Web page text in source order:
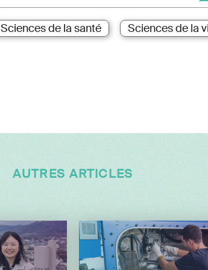
Sciences de la santé Sciences de la
AUTRES ARTICLES